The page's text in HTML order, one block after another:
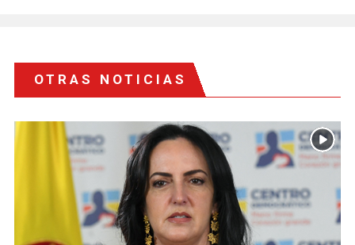
OTRAS NOTICIAS